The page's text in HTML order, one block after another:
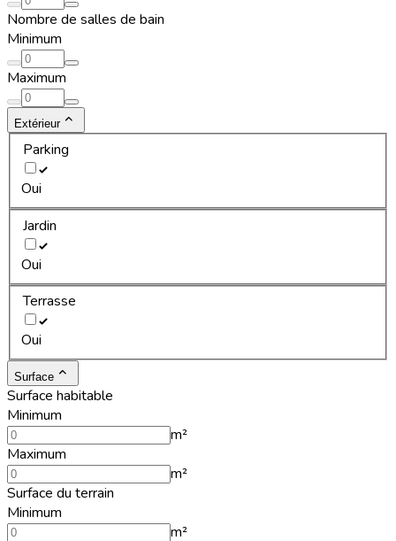
Nombre de salles de bain
Minimum
Maximum
Extérieur
Parking
Oui
Jardin
Oui
Terrasse
Oui
Surface
Surface habitable
Minimum
m²
Maximum
m²
Surface du terrain
Minimum
m²